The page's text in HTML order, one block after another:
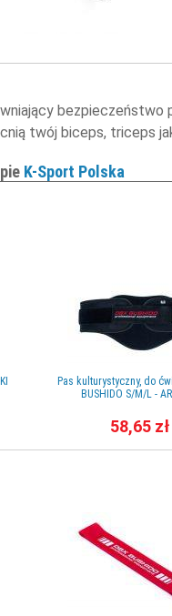
bezpieczeństwo
twój biceps, triceps
K-Sport Polska
Pas kulturystyczny, do
BUSHIDO S/M/L -
58,65 zł